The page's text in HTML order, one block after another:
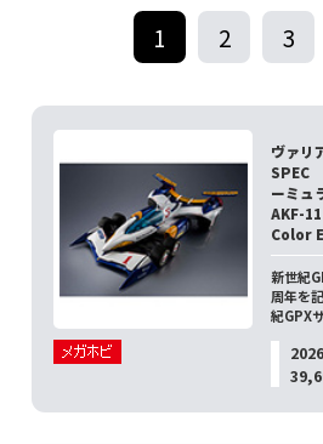
1 2 3
ヴァリ
SPEC
ーミュ
AKF-
Color
新世紀
周年を
紀GPX